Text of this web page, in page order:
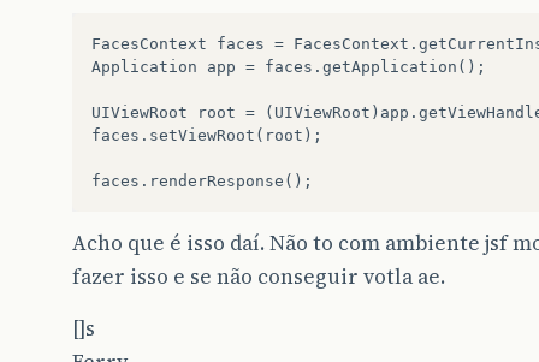
FacesContext faces =
Application app = faces.getApplication();
UIViewRoot root =
faces.setViewRoot(root);
Acho que é isso daí. Não to com ambiente jsf
fazer isso e se não conseguir votla ae.
[]s